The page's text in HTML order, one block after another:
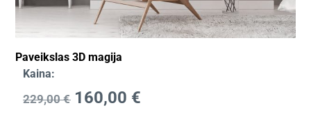
Paveikslas 3D magija
Kaina:
229,00€ 160,00 €